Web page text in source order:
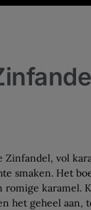
Zinfandel, vol
smaken. Het
romige karamel.
het geheel aan,